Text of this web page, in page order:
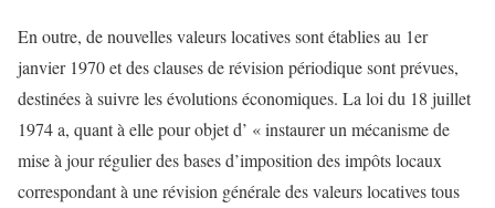
En outre, de nouvelles valeurs locatives sont établies au 1er
janvier 1970 et des clauses de révision périodique sont prévues,
destinées à suivre les évolutions économiques. La loi du 18 juillet
1974 a, quant à elle pour objet d’ « instaurer un mécanisme de
mise à jour régulier des bases d’imposition des impôts locaux
correspondant à une révision générale des valeurs locatives tous